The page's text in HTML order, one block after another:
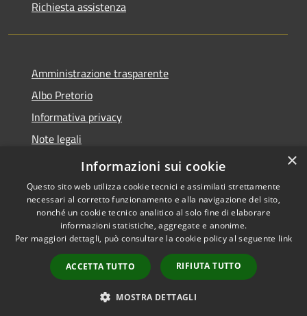
Richiesta assistenza
Amministrazione trasparente
Albo Pretorio
Informativa privacy
Note legali
Dichiarazione di accessibilità
Accessibilità
Copyright © 2026 • Comune di
Alfedena • Powered by
Municipium•
Accesso
redazione
×
Informazioni sui cookie
Questo sito web utilizza cookie tecnici e assimilati strettamente
necessari al corretto funzionamento e alla navigazione del sito,
nonché un cookie tecnico analitico al solo fine di elaborare
informazioni statistiche, aggregate e anonime.
Per maggiori dettagli, può consultare la cookie policy al seguente link
ACCETTA TUTTO RIFIUTA TUTTO
MOSTRA DETTAGLI